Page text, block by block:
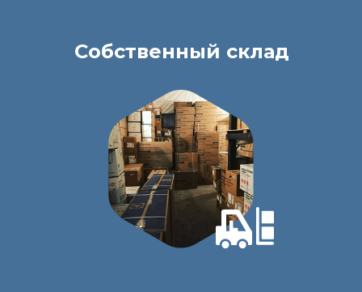
Собственный склад